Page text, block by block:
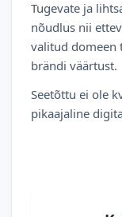
Tugevate ja
nõudlus nii
valitud domeen
brändi väärtust.
Seetõttu ei ole
pikaajaline